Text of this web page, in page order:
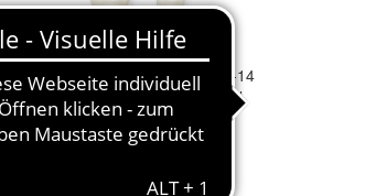
Thomas Sabo - H2322-430-14
- Ohrringe - Damen - Natural
Beauty - 3,5cm
Kostenloser Versand